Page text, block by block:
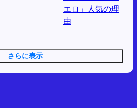
さらに表示